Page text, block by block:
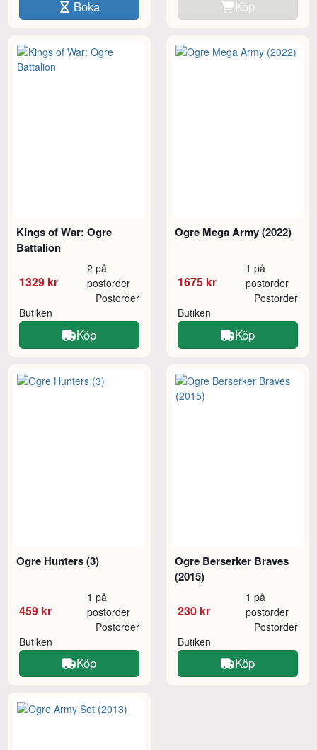
Boka Köp
Kings of War: Ogre
Battalion
1329 kr
2 på
postorder
Butiken
Postorder
Köp
Ogre Mega Army (2022)
1675 kr
1 på
postorder
Butiken
Postorder
Köp
Ogre Hunters (3)
459 kr
1 på
postorder
Butiken
Postorder
Köp
Ogre Berserker Braves
(2015)
230 kr
1 på
postorder
Butiken
Postorder
Köp